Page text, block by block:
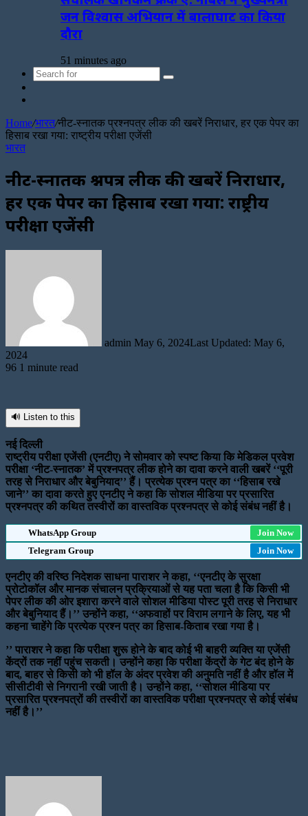
जन विश्वास अभियान में बालाघाट का किया
दौरा
51 minutes ago
Search
Home/भारत/नीट-स्नातक प्रश्नपत्र लीक की खबरें निराधार, हर एक पेपर का
हिसाब रखा गया: राष्ट्रीय परीक्षा एजेंसी
भारत
नीट-स्नातक प्रश्नपत्र लीक की खबरें निराधार,
हर एक पेपर का हिसाब रखा गया: राष्ट्रीय
परीक्षा एजेंसी
admin May 6, 2024Last Updated: May 6,
2024
96 1 minute read
🔊 Listen to this
नई दिल्ली
राष्ट्रीय परीक्षा एजेंसी (एनटीए) ने सोमवार को स्पष्ट किया कि मेडिकल प्रवेश
परीक्षा ‘नीट-स्नातक’ में प्रश्नपत्र लीक होने का दावा करने वाली खबरें ‘‘पूरी
तरह से निराधार और बेबुनियाद’’ हैं। प्रत्येक प्रश्न पत्र का ‘‘हिसाब रखे
जाने’’ का दावा करते हुए एनटीए ने कहा कि सोशल मीडिया पर प्रसारित
प्रश्नपत्र की कथित तस्वीरों का वास्तविक प्रश्नपत्र से कोई संबंध नहीं है।
WhatsApp Group
Join Now
Telegram Group
Join Now
एनटीए की वरिष्ठ निदेशक साधना पाराशर ने कहा, ‘‘एनटीए के सुरक्षा
प्रोटोकॉल और मानक संचालन प्रक्रियाओं से यह पता चला है कि किसी भी
पेपर लीक की ओर इशारा करने वाले सोशल मीडिया पोस्ट पूरी तरह से निराधार
और बेबुनियाद हैं।’’ उन्होंने कहा, ‘‘अफवाहों पर विराम लगाने के लिए, यह भी
कहना चाहेंगे कि प्रत्येक प्रश्न पत्र का हिसाब-किताब रखा गया है।
’’ पाराशर ने कहा कि परीक्षा शुरू होने के बाद कोई भी बाहरी व्यक्ति या एजेंसी
केंद्रों तक नहीं पहुंच सकती। उन्होंने कहा कि परीक्षा केंद्रों के गेट बंद होने के
बाद, बाहर से किसी को भी हॉल के अंदर प्रवेश की अनुमति नहीं है और हॉल में
सीसीटीवी से निगरानी रखी जाती है। उन्होंने कहा, ‘‘सोशल मीडिया पर
प्रसारित प्रश्नपत्रों की तस्वीरों का वास्तविक परीक्षा प्रश्नपत्र से कोई संबंध
नहीं है।’’